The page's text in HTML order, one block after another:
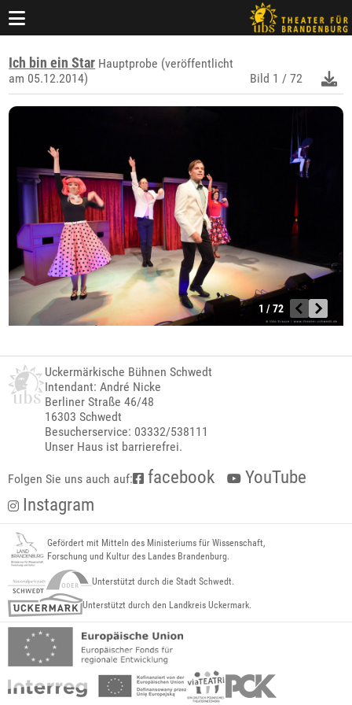
Ich bin ein Star Hauptprobe (veröffentlicht
am 05.12.2014)
Bild 1 / 72
1 / 72
Uckermärkische Bühnen Schwedt
Intendant: André Nicke
Berliner Straße 46/48
16303 Schwedt
Besucherservice: 03332/538111
Unser Haus ist barrierefrei.
Folgen Sie uns auch auf: facebook
YouTube
Instagram
Gefördert mit Mitteln des Ministeriums für Wissenschaft,
Forschung und Kultur des Landes Brandenburg.
Unterstützt durch die Stadt Schwedt.
Unterstützt durch den Landkreis Uckermark.